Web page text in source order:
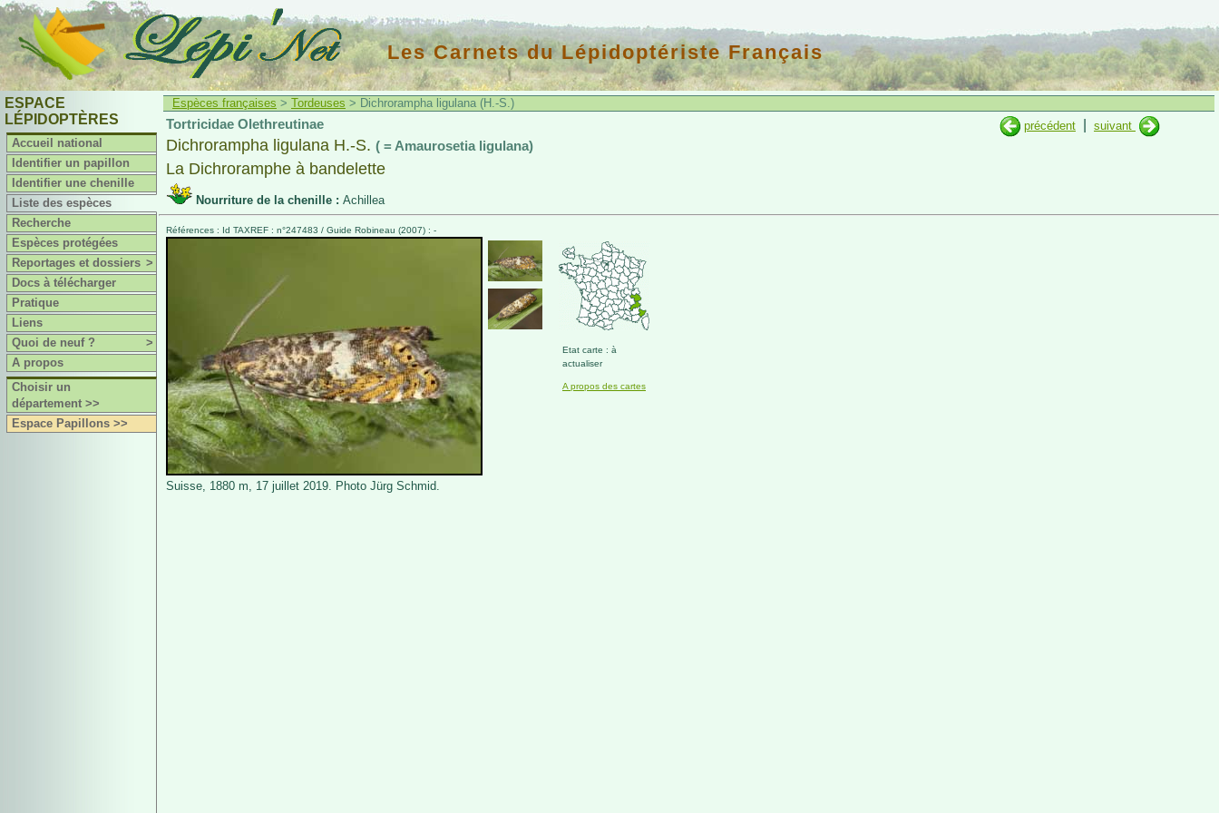
Les Carnets du Lépidoptériste Français
ESPACE
LÉPIDOPTÈRES
Accueil national
Identifier un papillon
Identifier une chenille
Liste des espèces
Recherche
Espèces protégées
Reportages et dossiers >
Docs à télécharger
Pratique
Liens
Quoi de neuf ?
>
A propos
Choisir un
département >>
Espace Papillons >>
Espèces françaises > Tordeuses > Dichrorampha ligulana (H.-S.)
précédent
suivant
Tortricidae Olethreutinae
Dichrorampha ligulana H.-S. ( = Amaurosetia ligulana)
La Dichroramphe à bandelette
Nourriture de la chenille : Achillea
Références : Id TAXREF : n°247483 / Guide Robineau (2007) : -
Suisse, 1880 m, 17 juillet 2019. Photo Jürg Schmid.
Etat carte : à
actualiser
A propos des cartes